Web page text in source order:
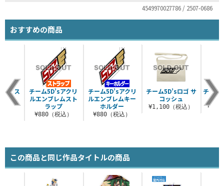
4549970027786 / 2507-0686
おすすめの商品
チーム5D’sアクリ
ルエンブレムキー
ホルダー
¥880（税込）
チーム5D’sロゴ サ
コッシュ
¥1,100（税込）
チーム
ゴ ス
ル
込）
チーム5D’sアクリ
ルエンブレムスト
ラップ
¥880（税込）
この商品と同じ作品タイトルの商品